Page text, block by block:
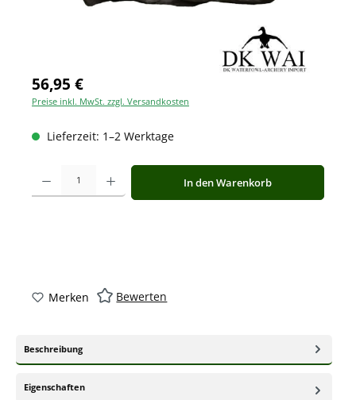
56,95 €
Preise inkl. MwSt. zzgl. Versandkosten
Lieferzeit: 1–2 Werktage
Produkt Anzahl: Gib den gewünschten Wert ein oder benutze die
In den Warenkorb
Merken Bewerten
Beschreibung
Eigenschaften